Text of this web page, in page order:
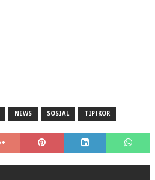
NEWS SOSIAL TIPIKOR